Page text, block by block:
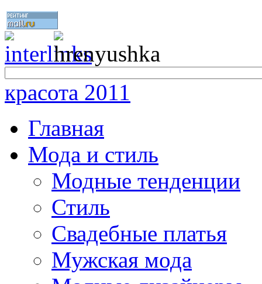
красота 2011
Главная
Мода и стиль
Модные тенденции
Стиль
Свадебные платья
Мужская мода